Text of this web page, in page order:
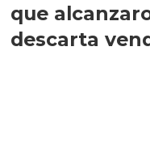
que
descarta